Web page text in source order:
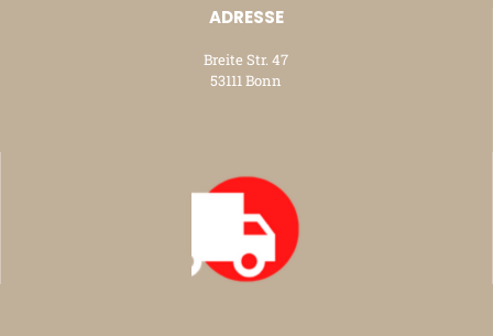
ADRESSE
Breite Str. 47
53111 Bonn